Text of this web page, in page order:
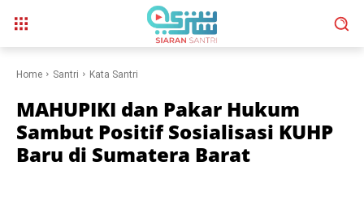
Home Santri Kata Santri
MAHUPIKI dan Pakar Hukum
Sambut Positif Sosialisasi KUHP
Baru di Sumatera Barat